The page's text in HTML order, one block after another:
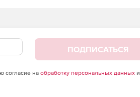
ПОДПИСАТЬСЯ
согласие на обработку персональных данныхи